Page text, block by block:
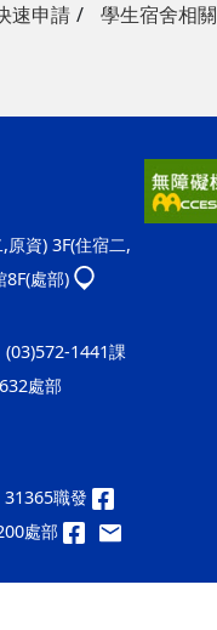
速申請
學生宿舍相關
資) 3F(住宿二,
處部)
1441課
處部
31365職發
處部